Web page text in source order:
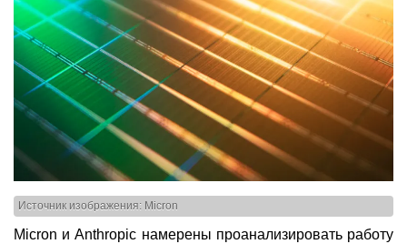
Источник изображения: Micron
Micron и Anthropic намерены проанализировать работу